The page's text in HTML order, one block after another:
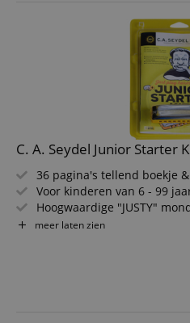
C. A. Seydel Junior Starter
36 pagina's tellend boekje
Voor kinderen van 6 - 99
Hoogwaardige "JUSTY"
Met multimedia-software en
meer laten zien